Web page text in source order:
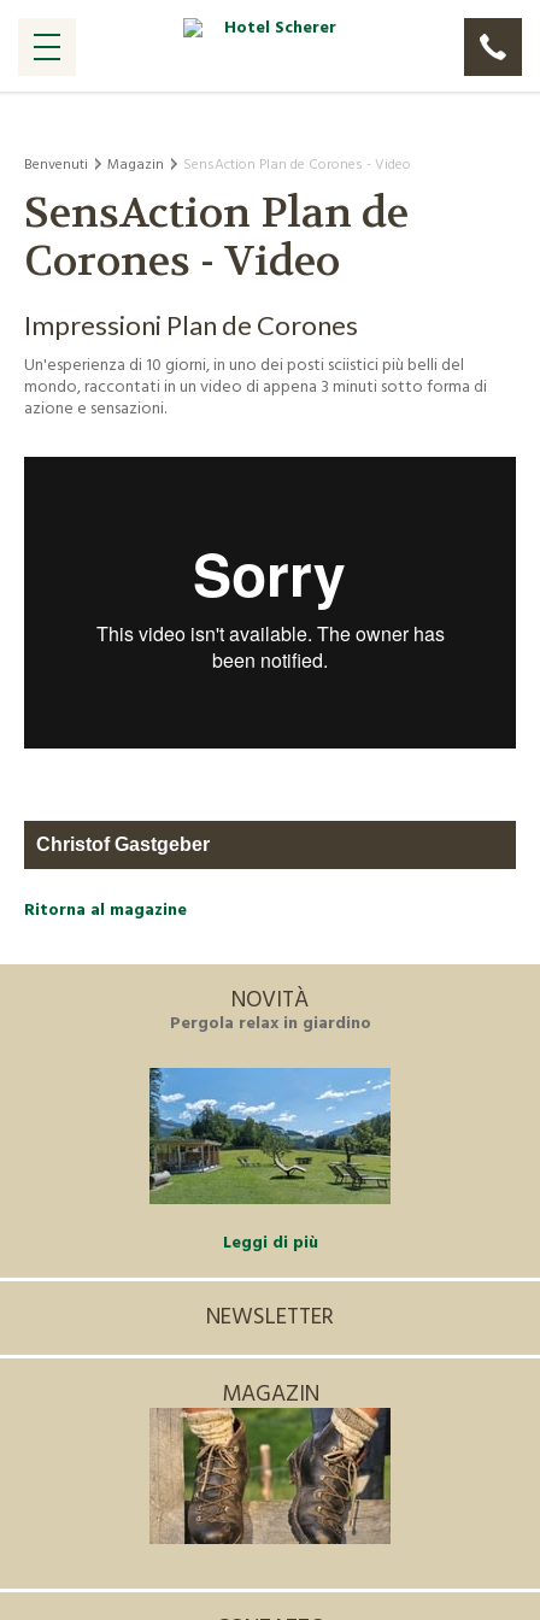
Benvenuti Magazin SensAction Plan de Corones - Video
SensAction Plan de
Corones - Video
Impressioni Plan de Corones
Un'esperienza di 10 giorni, in uno dei posti sciistici più belli del
mondo, raccontati in un video di appena 3 minuti sotto forma di
azione e sensazioni.
Christof Gastgeber
Ritorna al magazine
NOVITÀ
Pergola relax in giardino
Leggi di più
NEWSLETTER
MAGAZIN